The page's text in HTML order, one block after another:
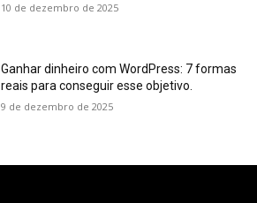
10 de dezembro de 2025
Ganhar dinheiro com WordPress: 7 formas
reais para conseguir esse objetivo.
9 de dezembro de 2025